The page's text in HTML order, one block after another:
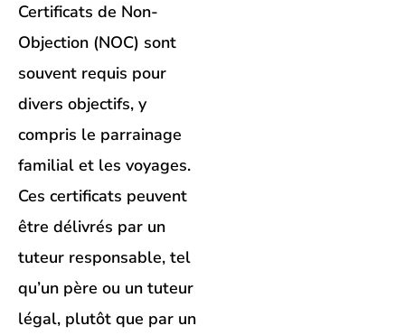
Certificats de Non-
Objection (NOC) sont
souvent requis pour
divers objectifs, y
compris le parrainage
familial et les voyages.
Ces certificats peuvent
être délivrés par un
tuteur responsable, tel
qu’un père ou un tuteur
légal, plutôt que par un